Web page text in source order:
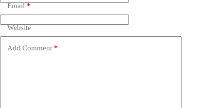
Email *
Website
Add Comment *